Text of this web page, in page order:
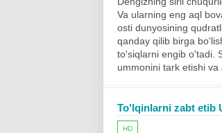
Va ularning eng aql
osti dunyosining
qanday qilib birga
to'siqlarni engib o'tadi.
ummonini tark etishi va
To'lqinlarni zabt etib
HD